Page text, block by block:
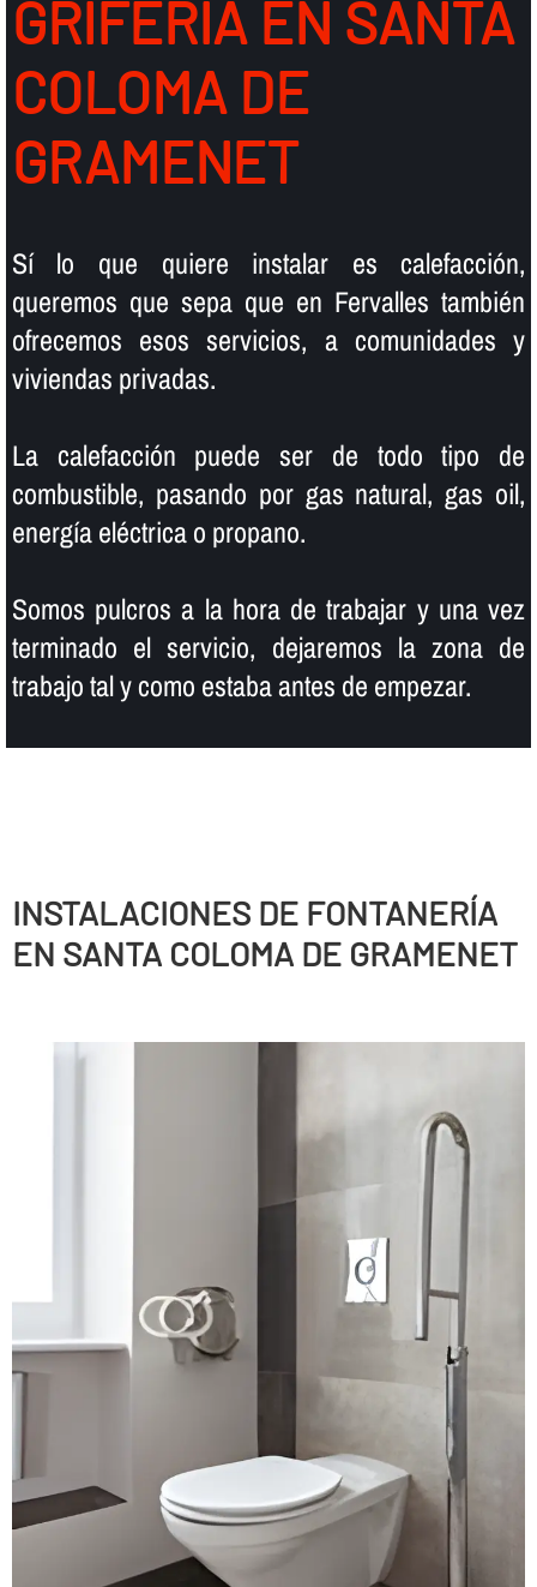
GRIFERIA EN SANTA
COLOMA DE
GRAMENET
Sí­ lo que quiere instalar es calefacción,
queremos que sepa que en Fervalles también
ofrecemos esos servicios, a comunidades y
viviendas privadas.
La calefacción puede ser de todo tipo de
combustible, pasando por gas natural, gas oil,
energí­a eléctrica o propano.
Somos pulcros a la hora de trabajar y una vez
terminado el servicio, dejaremos la zona de
trabajo tal y como estaba antes de empezar.
INSTALACIONES DE FONTANERÍ­A
EN SANTA COLOMA DE GRAMENET